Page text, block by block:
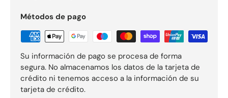
Métodos de pago
Su información de pago se procesa de forma
segura. No almacenamos los datos de la tarjeta de
crédito ni tenemos acceso a la información de su
tarjeta de crédito.